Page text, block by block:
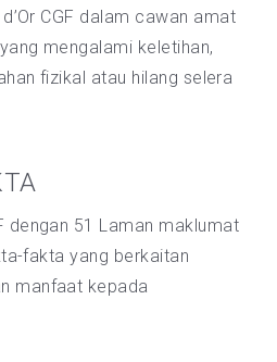
CGF dalam cawan amat
mengalami keletihan,
fizikal atau hilang selera
dengan 51 Laman maklumat
fakta yang berkaitan
manfaat kepada